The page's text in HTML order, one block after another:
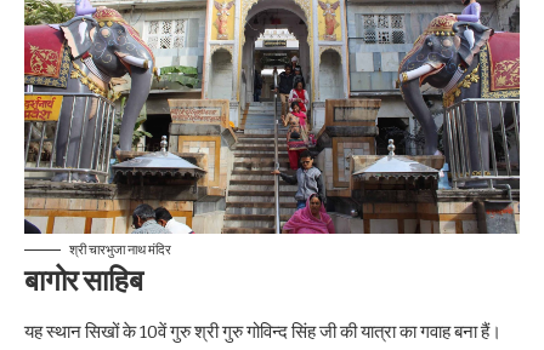
श्री चारभुजा नाथ मंदिर
बागोर साहिब
यह स्थान सिखों के 10वें गुरु श्री गुरु गोविन्द सिंह जी की यात्रा का गवाह बना हैं।